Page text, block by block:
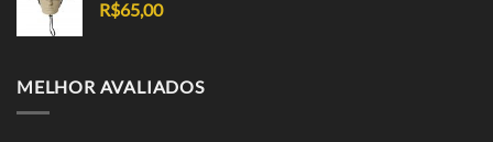
R$65,00
MELHOR AVALIADOS